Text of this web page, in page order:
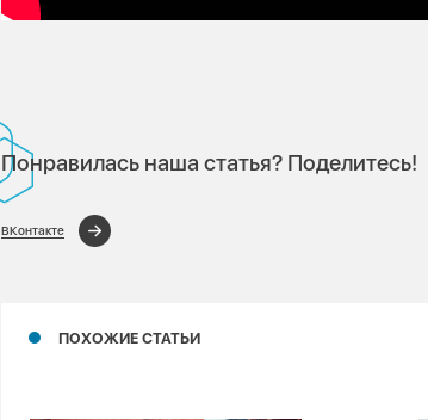
Понравилась наша статья? Поделитесь!
ВКонтакте
ПОХОЖИЕ СТАТЬИ